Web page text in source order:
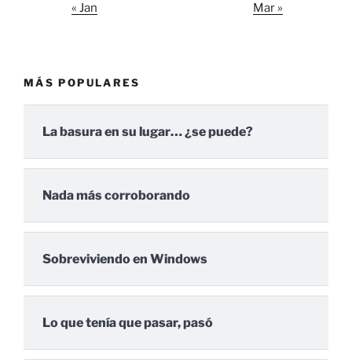
« Jan
Mar »
MÁS POPULARES
La basura en su lugar… ¿se puede?
Nada más corroborando
Sobreviviendo en Windows
Lo que tenía que pasar, pasó